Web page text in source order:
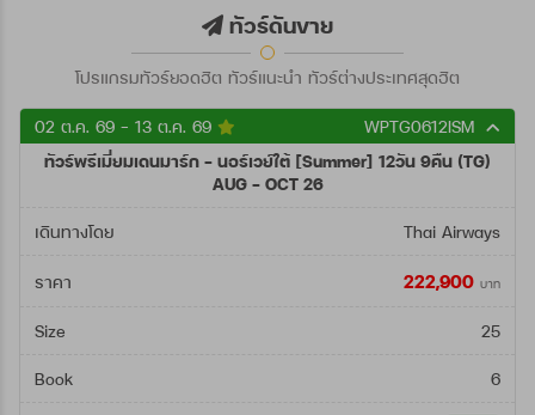
ถึงวันที่
ค้นหา
ทัวร์ดันขาย
โปรแกรมทัวร์ยอดฮิต ทัวร์แนะนำ ทัวร์ต่างประเทศสุดฮิต
02 ต.ค. 69 - 13 ต.ค. 69
WPTG0612ISM
ทัวร์พรีเมี่ยมเดนมาร์ก - นอร์เวย์ใต้ [Summer] 12วัน 9คืน (TG)
AUG - OCT 26
เดินทางโดย Thai Airways
ราคา 222,900 บาท
Size 25
Book 6